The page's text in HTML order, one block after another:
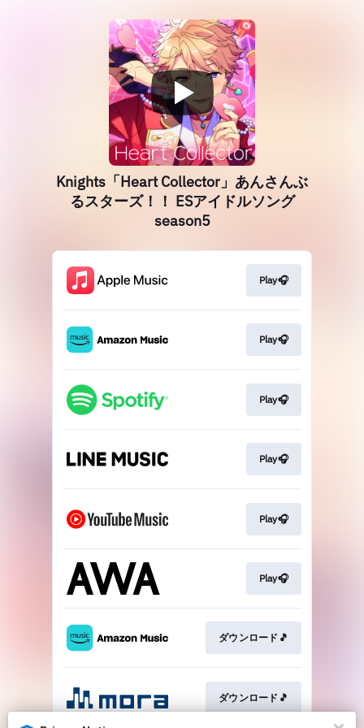
Knights「Heart Collector」あんさんぶ
るスターズ！！ ESアイドルソング
season5
Play🎧
Play🎧
Play🎧
Play🎧
Play🎧
Play🎧
ダウンロード🎵
ダウンロード🎵